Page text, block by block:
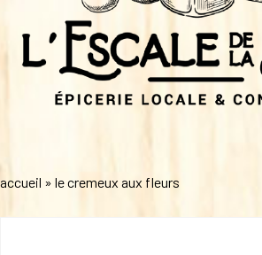
accueil » le cremeux aux fleurs